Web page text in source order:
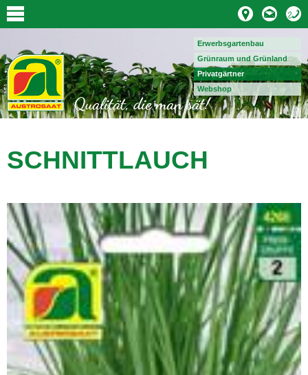
Erwerbsgartenbau
Grünraum und Grünland
Privatgärtner
Webshop
SCHNITTLAUCH